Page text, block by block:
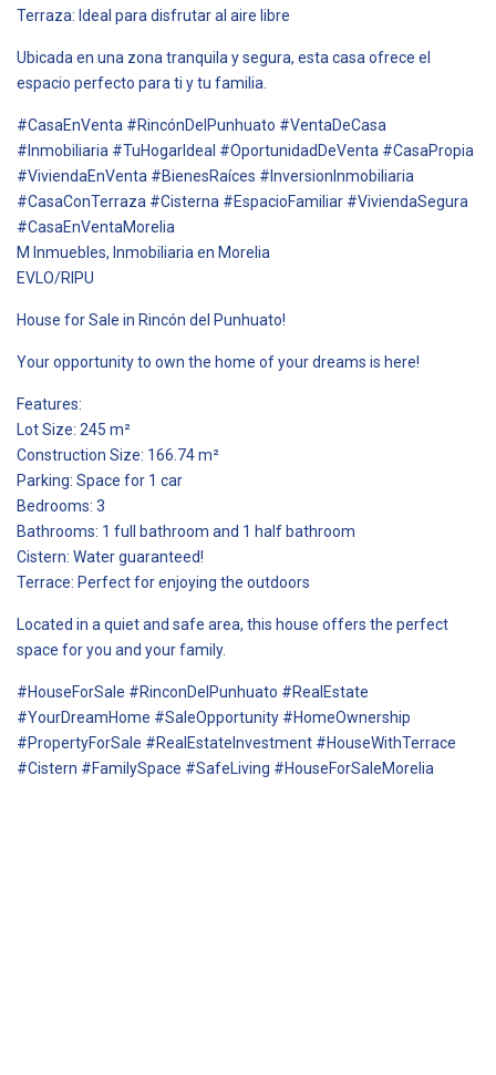
Terraza: Ideal para disfrutar al aire libre
Ubicada en una zona tranquila y segura, esta casa ofrece el
espacio perfecto para ti y tu familia.
#CasaEnVenta #RincónDelPunhuato #VentaDeCasa
#Inmobiliaria #TuHogarIdeal #OportunidadDeVenta #CasaPropia
#ViviendaEnVenta #BienesRaíces #InversionInmobiliaria
#CasaConTerraza #Cisterna #EspacioFamiliar #ViviendaSegura
#CasaEnVentaMorelia
M Inmuebles, Inmobiliaria en Morelia
EVLO/RIPU
House for Sale in Rincón del Punhuato!
Your opportunity to own the home of your dreams is here!
Features:
Lot Size: 245 m²
Construction Size: 166.74 m²
Parking: Space for 1 car
Bedrooms: 3
Bathrooms: 1 full bathroom and 1 half bathroom
Cistern: Water guaranteed!
Terrace: Perfect for enjoying the outdoors
Located in a quiet and safe area, this house offers the perfect
space for you and your family.
#HouseForSale #RinconDelPunhuato #RealEstate
#YourDreamHome #SaleOpportunity #HomeOwnership
#PropertyForSale #RealEstateInvestment #HouseWithTerrace
#Cistern #FamilySpace #SafeLiving #HouseForSaleMorelia